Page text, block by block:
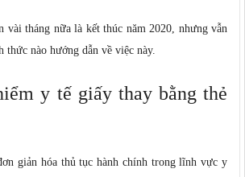
vài tháng nữa là kết thúc năm 2020, nhưng vẫn
thức nào hướng dẫn về việc này.
y tế giấy thay bằng thẻ
giản hóa thủ tục hành chính trong lĩnh vực y